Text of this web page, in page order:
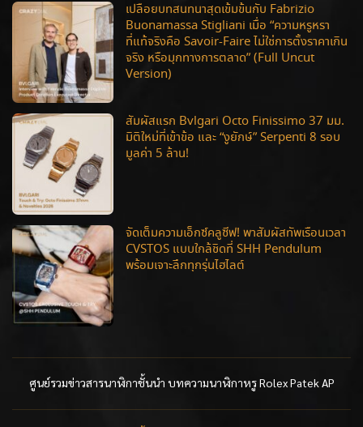
เปลือยบทสนทนาสุดเข้มข้นกับ Fabrizio
Buonamassa Stigliani เมื่อ “ความหรูหรา
ที่แท้จริงคือ Savoir-Faire ไม่ใช่การตั้งราคาเกิน
จริง หรือมุกทางการตลาด” (Full Uncut
Version)
สัมผัสแรก Bvlgari Octo Finissimo 37 มม.
มิติใหม่ที่เข้าข้อ และ “งูยักษ์” Serpenti 8 รอบ
มูลค่า 5 ล้าน!
จัดเต็มความเอ็กซ์คลูซีฟ! พาสัมผัสทัพเรือนเวลา
CVSTOS แบบใกล้ชิดที่ SHH Pendulum
พร้อมเจาะลึกทุกรุ่นไฮไลต์
ศูนย์รวมข่าวสารนาฬิกาชั้นนำ บทความนาฬิกาหรู Rolex Patek AP